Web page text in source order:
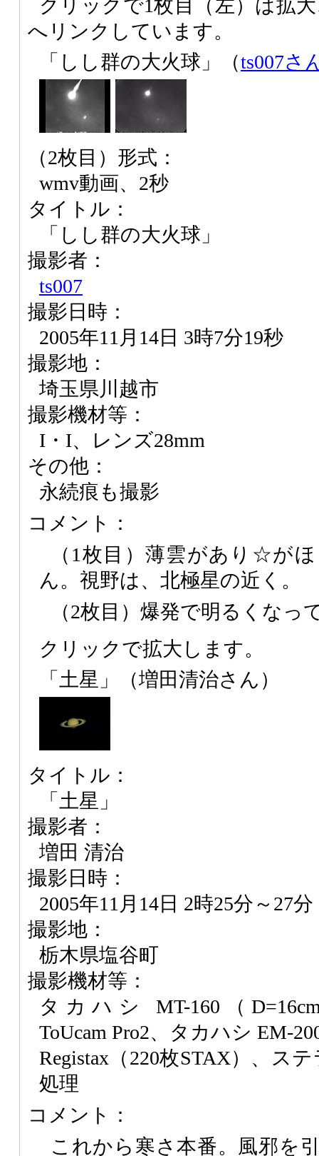
クリックで1枚目（左）は拡
へリンクしています。
「しし群の大火球」（ts007さ
（2枚目）形式：
wmv動画、2秒
タイトル：
「しし群の大火球」
撮影者：
ts007
撮影日時：
2005年11月14日 3時7分19秒
撮影地：
埼玉県川越市
撮影機材等：
I・I、レンズ28mm
その他：
永続痕も撮影
コメント：
（1枚目）薄雲があり☆が
ん。視野は、北極星の近く。
（2枚目）爆発で明るくなっ
クリックで拡大します。
「土星」（増田清治さん）
タイトル：
「土星」
撮影者：
増田 清治
撮影日時：
2005年11月14日 2時25分～27分
撮影地：
栃木県塩谷町
撮影機材等：
タカハシ MT-160（
ToUcam Pro2、タカハシ EM-
Registax（220枚STAX）、ス
処理
コメント：
これから寒さ本番。風邪を